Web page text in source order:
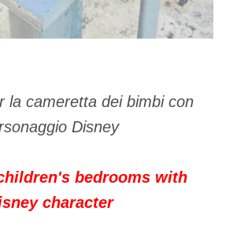
la cameretta dei bimbi con
Disney
bedrooms with
character